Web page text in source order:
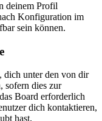
deinem Profil
Konfiguration im
sein können.
dich unter den von dir
sofern dies zur
Board erforderlich
dich kontaktieren,
hast.